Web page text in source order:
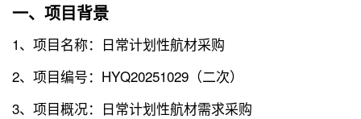
一、项目背景
1、项目名称：日常计划性航材采购
2、项目编号：HYQ20251029（二次）
3、项目概况：日常计划性航材需求采购